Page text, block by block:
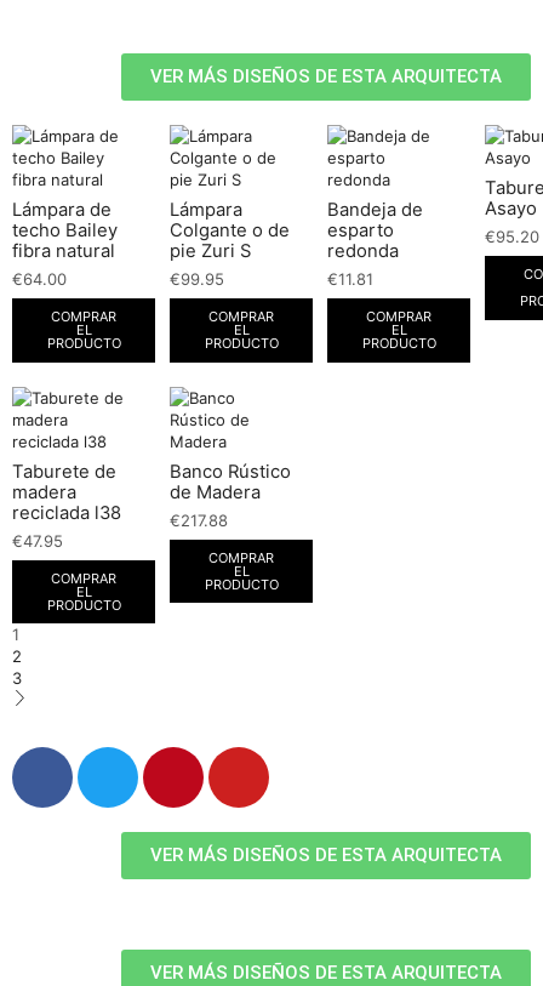
VER MÁS DISEÑOS DE ESTA ARQUITECTA
Lámpara de
techo Bailey
fibra natural
€64.00
COMPRAR
EL
PRODUCTO
Lámpara
Colgante o de
pie Zuri S
€99.95
COMPRAR
EL
PRODUCTO
Bandeja de
esparto
redonda
€11.81
COMPRAR
EL
PRODUCTO
Asayo
€95.20
Taburete de
madera
reciclada l38
€47.95
COMPRAR
EL
PRODUCTO
Banco Rústico
de Madera
€217.88
COMPRAR
EL
PRODUCTO
1
2
3
VER MÁS DISEÑOS DE ESTA ARQUITECTA
VER MÁS DISEÑOS DE ESTA ARQUITECTA